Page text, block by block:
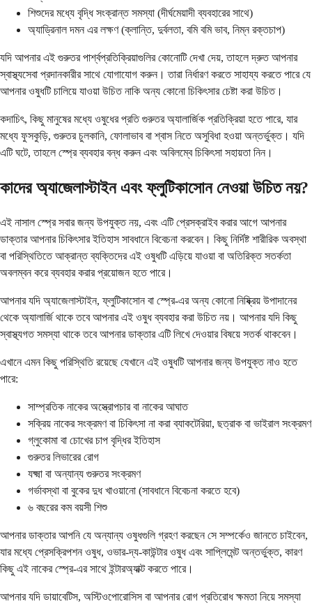
শিশুদের মধ্যে বৃদ্ধি সংক্রান্ত সমস্যা (দীর্ঘমেয়াদী ব্যবহারের সাথে)
অ্যাড্রিনাল দমন এর লক্ষণ (ক্লান্তি, দুর্বলতা, বমি বমি ভাব, নিম্ন রক্তচাপ)
যদি আপনার এই গুরুতর পার্শ্বপ্রতিক্রিয়াগুলির কোনোটি দেখা দেয়, তাহলে দ্রুত আপনার
স্বাস্থ্যসেবা প্রদানকারীর সাথে যোগাযোগ করুন। তারা নির্ধারণ করতে সাহায্য করতে পারে যে
আপনার ওষুধটি চালিয়ে যাওয়া উচিত নাকি অন্য কোনো চিকিৎসার চেষ্টা করা উচিত।
কদাচিৎ, কিছু মানুষের মধ্যে ওষুধের প্রতি গুরুতর অ্যালার্জিক প্রতিক্রিয়া হতে পারে, যার
মধ্যে ফুসকুড়ি, গুরুতর চুলকানি, ফোলাভাব বা শ্বাস নিতে অসুবিধা হওয়া অন্তর্ভুক্ত। যদি
এটি ঘটে, তাহলে স্প্রে ব্যবহার বন্ধ করুন এবং অবিলম্বে চিকিৎসা সহায়তা নিন।
কাদের অ্যাজেলাস্টাইন এবং ফ্লুটিকাসোন নেওয়া উচিত নয়?
এই নাসাল স্প্রে সবার জন্য উপযুক্ত নয়, এবং এটি প্রেসক্রাইব করার আগে আপনার
ডাক্তার আপনার চিকিৎসার ইতিহাস সাবধানে বিবেচনা করবেন। কিছু নির্দিষ্ট শারীরিক অবস্থা
বা পরিস্থিতিতে আক্রান্ত ব্যক্তিদের এই ওষুধটি এড়িয়ে যাওয়া বা অতিরিক্ত সতর্কতা
অবলম্বন করে ব্যবহার করার প্রয়োজন হতে পারে।
আপনার যদি অ্যাজেলাস্টাইন, ফ্লুটিকাসোন বা স্প্রে-এর অন্য কোনো নিষ্ক্রিয় উপাদানের
থেকে অ্যালার্জি থাকে তবে আপনার এই ওষুধ ব্যবহার করা উচিত নয়। আপনার যদি কিছু
স্বাস্থ্যগত সমস্যা থাকে তবে আপনার ডাক্তার এটি লিখে দেওয়ার বিষয়ে সতর্ক থাকবেন।
এখানে এমন কিছু পরিস্থিতি রয়েছে যেখানে এই ওষুধটি আপনার জন্য উপযুক্ত নাও হতে
পারে:
সাম্প্রতিক নাকের অস্ত্রোপচার বা নাকের আঘাত
সক্রিয় নাকের সংক্রমণ বা চিকিৎসা না করা ব্যাকটেরিয়া, ছত্রাক বা ভাইরাল সংক্রমণ
গ্লুকোমা বা চোখের চাপ বৃদ্ধির ইতিহাস
গুরুতর লিভারের রোগ
যক্ষ্মা বা অন্যান্য গুরুতর সংক্রমণ
গর্ভাবস্থা বা বুকের দুধ খাওয়ানো (সাবধানে বিবেচনা করতে হবে)
৬ বছরের কম বয়সী শিশু
আপনার ডাক্তার আপনি যে অন্যান্য ওষুধগুলি গ্রহণ করছেন সে সম্পর্কেও জানতে চাইবেন,
যার মধ্যে প্রেসক্রিপশন ওষুধ, ওভার-দ্য-কাউন্টার ওষুধ এবং সাপ্লিমেন্ট অন্তর্ভুক্ত, কারণ
কিছু এই নাকের স্প্রে-এর সাথে ইন্টারঅ্যাক্ট করতে পারে।
আপনার যদি ডায়াবেটিস, অস্টিওপোরোসিস বা আপনার রোগ প্রতিরোধ ক্ষমতা নিয়ে সমস্যা